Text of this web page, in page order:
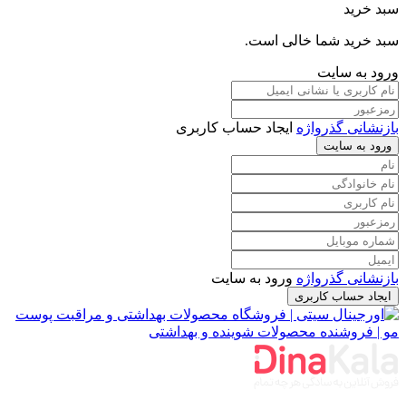
سبد خرید
سبد خرید شما خالی است.
ورود به سایت
بازنشانی گذرواژه ایجاد حساب کاربری
ورود به سایت
بازنشانی گذرواژه ورود به سایت
ایجاد حساب کاربری